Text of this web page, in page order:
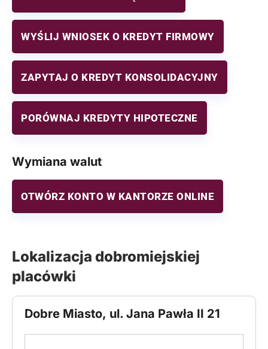
WYŚLIJ WNIOSEK O KREDYT FIRMOWY
ZAPYTAJ O KREDYT KONSOLIDACYJNY
PORÓWNAJ KREDYTY HIPOTECZNE
Wymiana walut
OTWÓRZ KONTO W KANTORZE ONLINE
Lokalizacja dobromiejskiej
placówki
Dobre Miasto, ul. Jana Pawła II 21